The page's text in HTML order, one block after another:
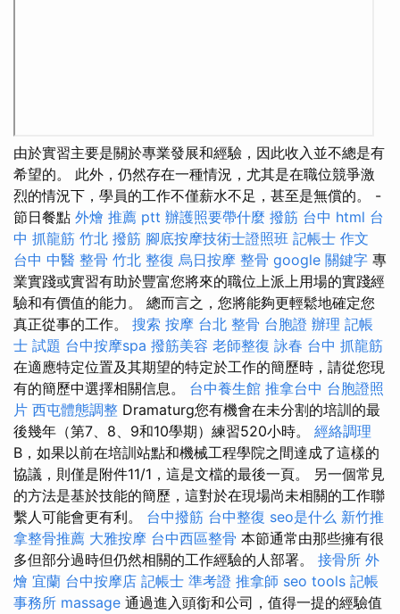
由於實習主要是關於專業發展和經驗，因此收入並不總是有
希望的。 此外，仍然存在一種情況，尤其是在職位競爭激
烈的情況下，學員的工作不僅薪水不足，甚至是無償的。 -
節日餐點 外燴 推薦 ptt 辦護照要帶什麼 撥筋 台中 html 台
中 抓龍筋 竹北 撥筋 腳底按摩技術士證照班 記帳士 作文
台中 中醫 整骨 竹北 整復 烏日按摩 整骨 google 關鍵字 專
業實踐或實習有助於豐富您將來的職位上派上用場的實踐經
驗和有價值的能力。 總而言之，您將能夠更輕鬆地確定您
真正從事的工作。 搜索 按摩 台北 整骨 台胞證 辦理 記帳
士 試題 台中按摩spa 撥筋美容 老師整復 詠春 台中 抓龍筋
在適應特定位置及其期望的特定於工作的簡歷時，請從您現
有的簡歷中選擇相關信息。 台中養生館 推拿台中 台胞證照
片 西屯體態調整 Dramaturg您有機會在未分割的培訓的最
後幾年（第7、8、9和10學期）練習520小時。 經絡調理
B，如果以前在培訓站點和機械工程學院之間達成了這樣的
協議，則僅是附件11/1，這是文檔的最後一頁。 另一個常見
的方法是基於技能的簡歷，這對於在現場尚未相關的工作聯
繫人可能會更有利。 台中撥筋 台中整復 seo是什么 新竹推
拿整骨推薦 大雅按摩 台中西區整骨 本節通常由那些擁有很
多但部分過時但仍然相關的工作經驗的人部署。 接骨所 外
燴 宜蘭 台中按摩店 記帳士 準考證 推拿師 seo tools 記帳
事務所 massage 通過進入頭銜和公司，值得一提的經驗值